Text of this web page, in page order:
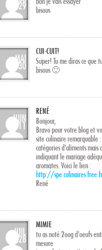
29
bisous
MAI
30
CUI-CUIT!
Super! Tu me diras ce que
bisous 🙂
JUIN
11
RENÉ
Bonjour,
Bravo pour votre blog et
site culinaire remarquable
catégories d’aliments
indiquant le mariage
aromates. Voici le lien :
http://
René
JUIL
28
MIMIE
tu as noté:2oog d’oeufs
mesure